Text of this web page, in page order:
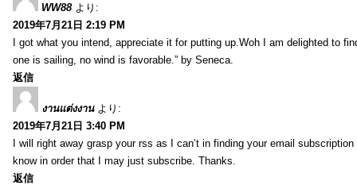
WW88 より:
2019年7月21日 2:19 PM
I got what you intend, appreciate it for putting up.Woh I am delighted to
one is sailing, no wind is favorable.” by Seneca.
返信
งานแต่งงาน より:
2019年7月21日 3:40 PM
I will right away grasp your rss as I can’t in finding your email
know in order that I may just subscribe. Thanks.
返信